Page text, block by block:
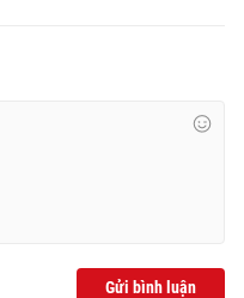
Gửi bình luận